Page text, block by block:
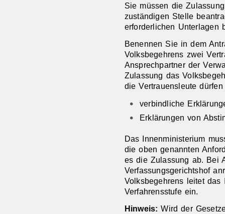
Sie müssen die
zuständigen Stelle
erforderlichen Unterlagen
Benennen Sie in dem
Volksbegehrens zwei
Ansprechpartner der
Zulassung das
die Vertrauensleute dürfen
verbindliche
Erklärungen von
Das Innenministerium
die oben genannten
es die Zulassung ab. Bei
Verfassungsgerichtshof
Volksbegehrens leitet das
Verfahrensstufe ein.
Hinweis:Wird der